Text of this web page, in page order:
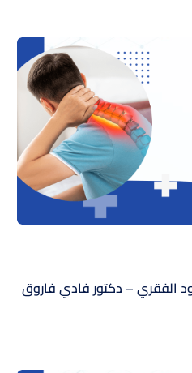
الفقري – دكتور فادي فاروق